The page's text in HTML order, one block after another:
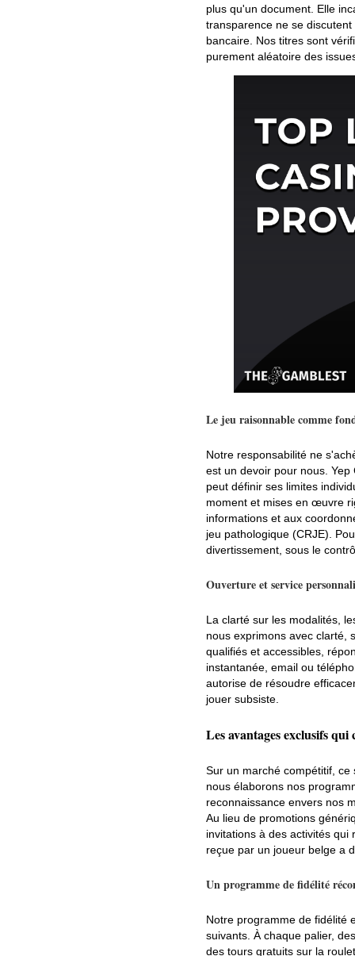
plus qu'un document. Elle
transparence ne se
bancaire. Nos titres sont
purement aléatoire des
Le jeu raisonnable comme
Notre responsabilité ne
est un devoir pour nous.
peut définir ses limites
moment et mises en œuvre
informations et aux
jeu pathologique (CRJE).
divertissement, sous le
Ouverture et service
La clarté sur les modalités,
nous exprimons avec clarté,
qualifiés et accessibles,
instantanée, email ou
autorise de résoudre
jouer subsiste.
Les avantages exclusifs
Sur un marché compétitif,
nous élaborons nos
reconnaissance envers nos
Au lieu de promotions
invitations à des activités
reçue par un joueur belge a
Un programme de fidélité
Notre programme de fidélité
suivants. À chaque palier,
des tours gratuits sur la